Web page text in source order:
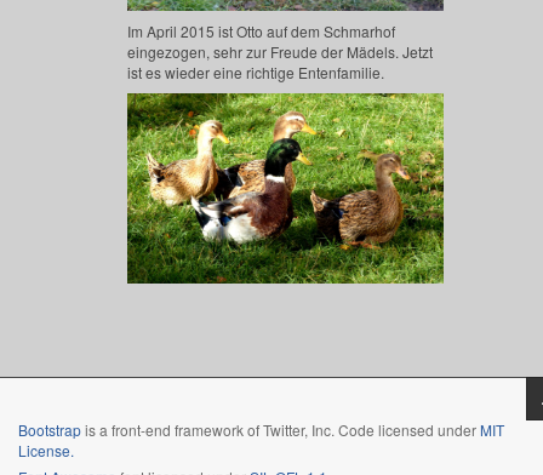
Im April 2015 ist Otto auf dem Schmarhof
eingezogen, sehr zur Freude der Mädels. Jetzt
ist es wieder eine richtige Entenfamilie.
Bootstrapis a front-end framework of Twitter, Inc. Code licensed under MIT
License.